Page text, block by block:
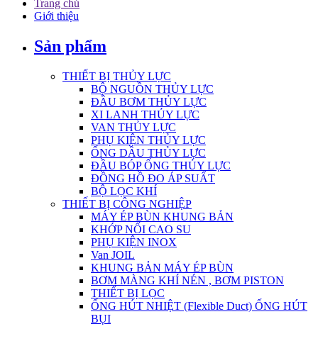
Trang chủ
Giới thiệu
Sản phẩm
THIẾT BỊ THỦY LỰC
BỘ NGUỒN THỦY LỰC
ĐẦU BƠM THỦY LỰC
XI LANH THỦY LỰC
VAN THỦY LỰC
PHỤ KIỆN THỦY LỰC
ỐNG DẦU THỦY LỰC
ĐẦU BÓP ỐNG THỦY LỰC
ĐỒNG HỒ ĐO ÁP SUẤT
BỘ LỌC KHÍ
THIẾT BỊ CÔNG NGHIỆP
MÁY ÉP BÙN KHUNG BẢN
KHỚP NỐI CAO SU
PHỤ KIỆN INOX
Van JOIL
KHUNG BẢN MÁY ÉP BÙN
BƠM MÀNG KHÍ NÉN , BƠM PISTON
THIẾT BỊ LỌC
ỐNG HÚT NHIỆT (Flexible Duct) ỐNG HÚT
BỤI